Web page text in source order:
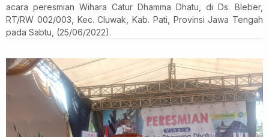
acara peresmian Wihara Catur Dhamma Dhatu, di Ds. Bleber,
RT/RW 002/003, Kec. Cluwak, Kab. Pati, Provinsi Jawa Tengah
pada Sabtu, (25/06/2022).